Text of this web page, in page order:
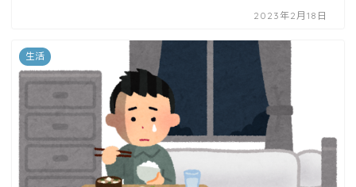
2023年2月18日
生活